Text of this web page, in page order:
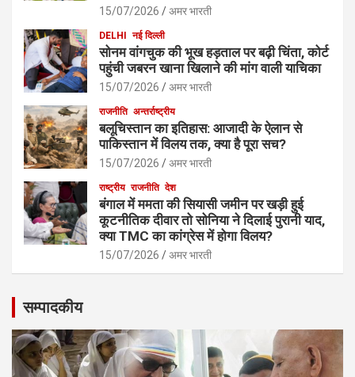
15/07/2026 अमर भारती
DELHI नई दिल्ली
सोनम वांगचुक की भूख हड़ताल पर बढ़ी चिंता, कोर्ट
पहुंची जबरन खाना खिलाने की मांग वाली याचिका
15/07/2026 अमर भारती
राजनीति अन्तर्राष्ट्रीय
बलूचिस्तान का इतिहास: आजादी के ऐलान से
पाकिस्तान में विलय तक, क्या है पूरा सच?
15/07/2026 अमर भारती
राष्ट्रीय राजनीति देश
बंगाल में ममता की सियासी जमीन पर खड़ी हुई
कूटनीतिक दीवार तो सोनिया ने दिलाई पुरानी याद,
क्या TMC का कांग्रेस में होगा विलय?
15/07/2026 अमर भारती
सम्पादकीय